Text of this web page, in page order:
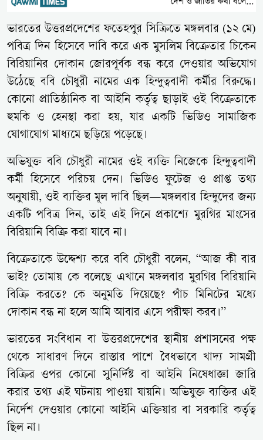
ভারতের উত্তরপ্রদেশের ফতেহপুর সিক্রিতে মঙ্গলবার (১২ মে)
পবিত্র দিন হিসেবে দাবি করে এক মুসলিম বিক্রেতার চিকেন
বিরিয়ানির দোকান জোরপূর্বক বন্ধ করে দেওয়ার অভিযোগ
উঠেছে ববি চৌধুরী নামের এক হিন্দুত্ববাদী কর্মীর বিরুদ্ধে।
কোনো প্রাতিষ্ঠানিক বা আইনি কর্তৃত্ব ছাড়াই ওই বিক্রেতাকে
হুমকি ও হেনস্থা করা হয়, যার একটি ভিডিও সামাজিক
যোগাযোগ মাধ্যমে ছড়িয়ে পড়েছে।
অভিযুক্ত ববি চৌধুরী নামের ওই ব্যক্তি নিজেকে হিন্দুত্ববাদী
কর্মী হিসেবে পরিচয় দেন। ভিডিও ফুটেজ ও প্রাপ্ত তথ্য
অনুযায়ী, ওই ব্যক্তির মূল দাবি ছিল—মঙ্গলবার হিন্দুদের জন্য
একটি পবিত্র দিন, তাই এই দিনে প্রকাশ্যে মুরগির মাংসের
বিরিয়ানি বিক্রি করা যাবে না।
বিক্রেতাকে উদ্দেশ্য করে ববি চৌধুরী বলেন, “আজ কী বার
ভাই? তোমায় কে বলেছে এখানে মঙ্গলবার মুরগির বিরিয়ানি
বিক্রি করতে? কে অনুমতি দিয়েছে? পাঁচ মিনিটের মধ্যে
দোকান বন্ধ না হলে আমি আবার এসে পরীক্ষা করব।”
ভারতের সংবিধান বা উত্তরপ্রদেশের স্থানীয় প্রশাসনের পক্ষ
থেকে সাধারণ দিনে রাস্তার পাশে বৈধভাবে খাদ্য সামগ্রী
বিক্রির ওপর কোনো সুনির্দিষ্ট বা আইনি নিষেধাজ্ঞা জারি
করার তথ্য এই ঘটনায় পাওয়া যায়নি। অভিযুক্ত ব্যক্তির এই
নির্দেশ দেওয়ার কোনো আইনি এক্তিয়ার বা সরকারি কর্তৃত্ব
ছিল না।